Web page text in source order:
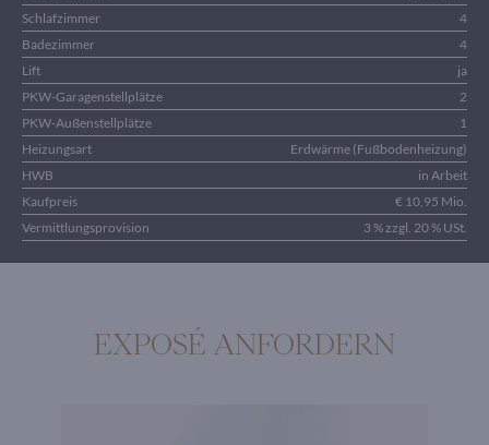
Schlafzimmer
4
Badezimmer
4
Lift
ja
PKW-Garagenstellplätze
2
PKW-Außenstellplätze
1
Heizungsart
Erdwärme (Fußbodenheizung)
HWB
in Arbeit
Kaufpreis
€ 10,95 Mio.
Vermittlungsprovision
3 % zzgl. 20 % USt.
EXPOSÉ ANFORDERN